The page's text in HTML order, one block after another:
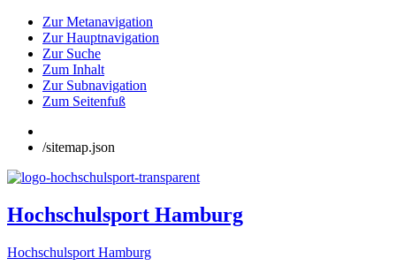
Zur Metanavigation
Zur Hauptnavigation
Zur Suche
Zum Inhalt
Zur Subnavigation
Zum Seitenfuß
/sitemap.json
Hochschulsport Hamburg
Hochschulsport Hamburg